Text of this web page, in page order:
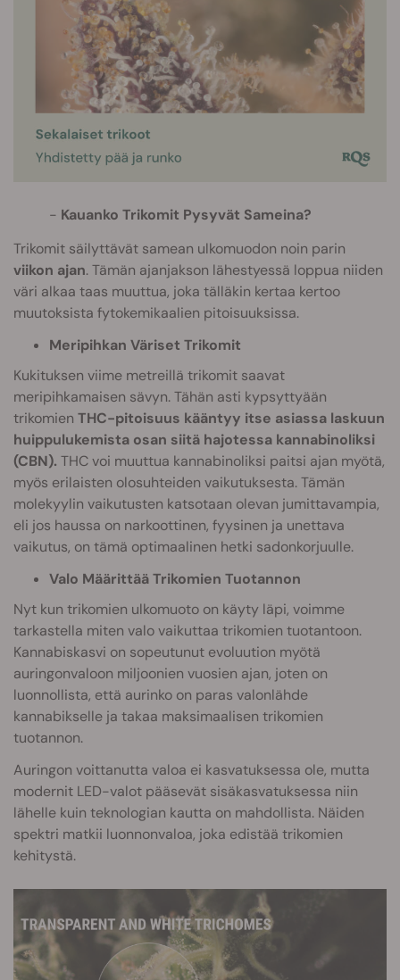
Kauanko Trikomit Pysyvät Sameina?
Trikomit säilyttävät samean ulkomuodon noin parin
viikon ajan. Tämän ajanjakson lähestyessä loppua niiden
väri alkaa taas muuttua, joka tälläkin kertaa kertoo
muutoksista fytokemikaalien pitoisuuksissa.
Meripihkan Väriset Trikomit
Kukituksen viime metreillä trikomit saavat
meripihkamaisen sävyn. Tähän asti kypsyttyään
trikomien THC-pitoisuus kääntyy itse asiassa laskuun
huippulukemista osan siitä hajotessa kannabinoliksi
(CBN). THC voi muuttua kannabinoliksi paitsi ajan myötä,
myös erilaisten olosuhteiden vaikutuksesta. Tämän
molekyylin vaikutusten katsotaan olevan jumittavampia,
eli jos haussa on narkoottinen, fyysinen ja unettava
vaikutus, on tämä optimaalinen hetki sadonkorjuulle.
Valo Määrittää Trikomien Tuotannon
Nyt kun trikomien ulkomuoto on käyty läpi, voimme
tarkastella miten valo vaikuttaa trikomien tuotantoon.
Kannabiskasvi on sopeutunut evoluution myötä
auringonvaloon miljoonien vuosien ajan, joten on
luonnollista, että aurinko on paras valonlähde
kannabikselle ja takaa maksimaalisen trikomien
tuotannon.
Auringon voittanutta valoa ei kasvatuksessa ole, mutta
modernit LED-valot pääsevät sisäkasvatuksessa niin
lähelle kuin teknologian kautta on mahdollista. Näiden
spektri matkii luonnonvaloa, joka edistää trikomien
kehitystä.